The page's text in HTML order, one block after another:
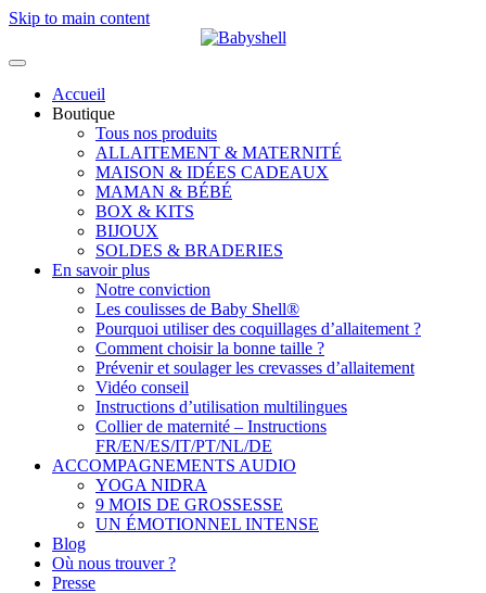
Skip to main content
Accueil
Boutique
Tous nos produits
ALLAITEMENT & MATERNITÉ
MAISON & IDÉES CADEAUX
MAMAN & BÉBÉ
BOX & KITS
BIJOUX
SOLDES & BRADERIES
En savoir plus
Notre conviction
Les coulisses de Baby Shell®
Pourquoi utiliser des coquillages d’allaitement ?
Comment choisir la bonne taille ?
Prévenir et soulager les crevasses d’allaitement
Vidéo conseil
Instructions d’utilisation multilingues
Collier de maternité – Instructions
FR/EN/ES/IT/PT/NL/DE
ACCOMPAGNEMENTS AUDIO
YOGA NIDRA
9 MOIS DE GROSSESSE
UN ÉMOTIONNEL INTENSE
Blog
Où nous trouver ?
Presse